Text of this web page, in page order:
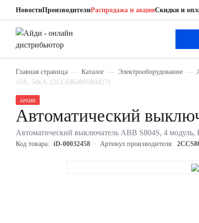
НовостиПроизводителиРаспродажа и акцииСкидки и
Главная страница Каталог Электрооборудование
10А, 50кА, (2CCS864001R0427)
АРХИВ
Автоматический
Автоматический выключатель ABB S804S, 4
Код товара: iD-00032458 Артикул производителя:
ABB 2CCS864001R0427
Автоматический выключатель